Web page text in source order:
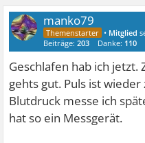
manko79
• Mitglied
Beiträge:203 Danke: 110
Geschlafen hab ich
gehts gut. Puls ist
Blutdruck messe ich
hat so ein Messgerät.